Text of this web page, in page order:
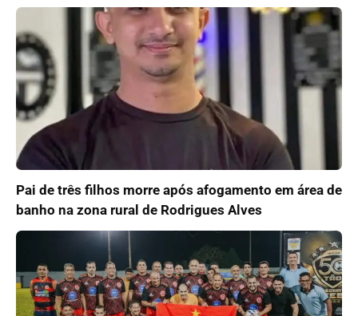
Pai de três filhos morre após afogamento em área de
banho na zona rural de Rodrigues Alves